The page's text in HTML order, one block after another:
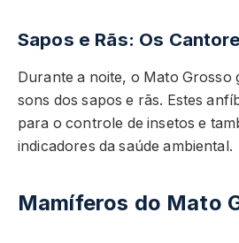
Sapos e Rãs: Os
Durante a noite, o Mato Grosso
sons dos sapos e rãs. Estes
para o controle de insetos e
indicadores da saúde ambiental.
Mamíferos do Mato